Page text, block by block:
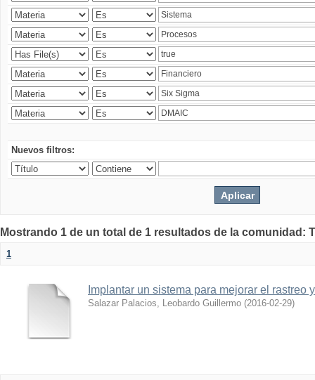
Nuevos filtros:
Mostrando 1 de un total de 1 resultados de la comunidad:
1
Implantar un sistema para mejorar el rastreo
Salazar Palacios, Leobardo Guillermo (2016-02-29)